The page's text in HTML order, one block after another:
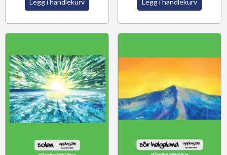
Legg i handlekurv Legg i handlekurv